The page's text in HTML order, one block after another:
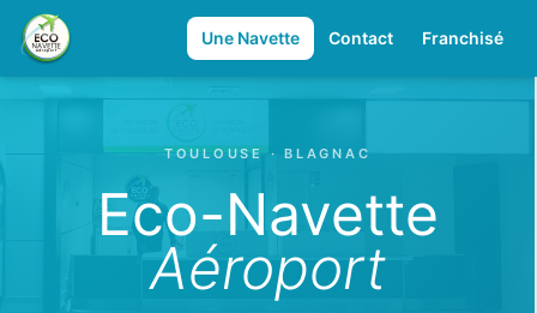
Une Navette Contact Franchisé
TOULOUSE · BLAGNAC
Eco-Navette
Aéroport